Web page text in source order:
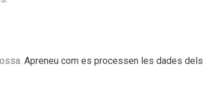
Apreneu com es processen les dades dels